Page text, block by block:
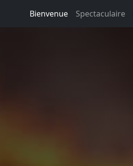
Bienvenue Spectaculaire